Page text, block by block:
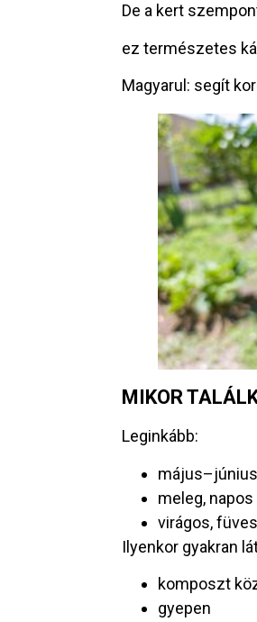
De a kert
ez természetes
Magyarul: segít
MIKOR
Leginkább:
meleg,
virágos,
Ilyenkor gyakran
komposzt
gyepen